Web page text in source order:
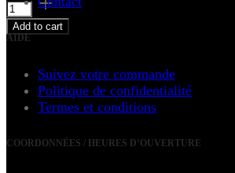
Add to cart
AIDE
Suivez votre commande
Politique de confidentialité
Termes et conditions
COORDONNÉES / HEURES D’OUVERTURE